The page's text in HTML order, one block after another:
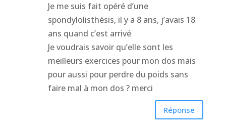
Je me suis fait opéré d’une
spondylolisthésis, il y a 8 ans, j’avais 18
ans quand c’est arrivé
Je voudrais savoir qu’elle sont les
meilleurs exercices pour mon dos mais
pour aussi pour perdre du poids sans
faire mal à mon dos ? merci
Réponse